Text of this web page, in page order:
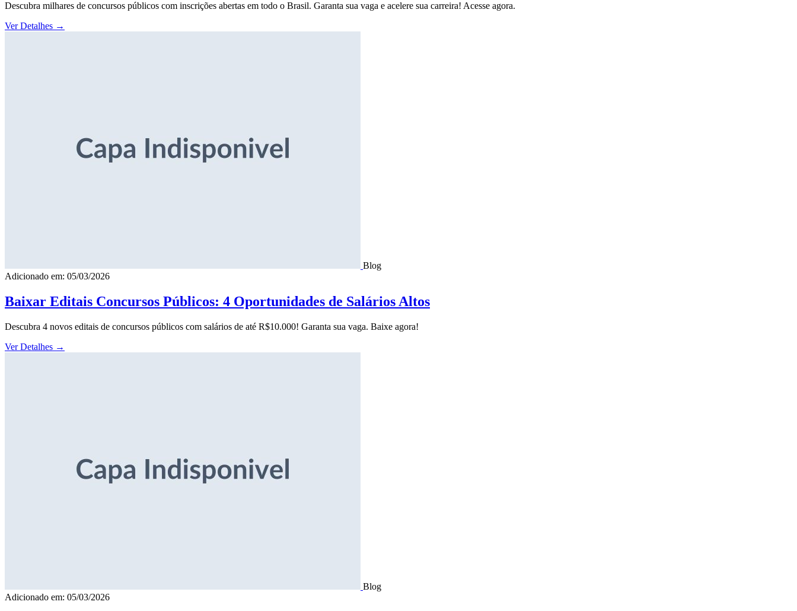
Descubra milhares de concursos públicos com inscrições abertas em todo o Brasil. Garanta sua vaga e acelere sua carreira! Acesse agora.
Ver Detalhes →
Blog
Adicionado em: 05/03/2026
Baixar Editais Concursos Públicos: 4 Oportunidades de Salários Altos
Descubra 4 novos editais de concursos públicos com salários de até R$10.000! Garanta sua vaga. Baixe agora!
Ver Detalhes →
Blog
Adicionado em: 05/03/2026